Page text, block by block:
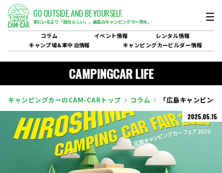
GO OUTSIDE,AND BE YOURSELF.
家にいるより「自分らしい」、 最高のキャンピングカー旅を。
コラム イベント情報 レンタル情報
キャンプ場&車中泊情報 キャンピングカービルダー情報
CAMPINGCAR LIFE
キャンピングカーのCAM-CARトップ コラム 「広島キャンピン
2025.05.15